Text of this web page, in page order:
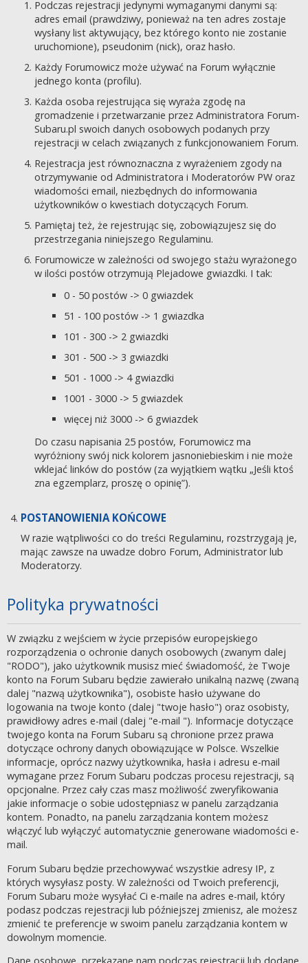
Podczas rejestracji jedynymi wymaganymi danymi są:
adres email (prawdziwy, ponieważ na ten adres zostaje
wysłany list aktywujący, bez którego konto nie zostanie
uruchomione), pseudonim (nick), oraz hasło.
Każdy Forumowicz może używać na Forum wyłącznie
jednego konta (profilu).
Każda osoba rejestrująca się wyraża zgodę na
gromadzenie i przetwarzanie przez Administratora Forum-
Subaru.pl swoich danych osobowych podanych przy
rejestracji w celach związanych z funkcjonowaniem Forum.
Rejestracja jest równoznaczna z wyrażeniem zgody na
otrzymywanie od Administratora i Moderatorów PW oraz
wiadomości email, niezbędnych do informowania
użytkowników o kwestiach dotyczących Forum.
Pamiętaj też, że rejestrując się, zobowiązujesz się do
przestrzegania niniejszego Regulaminu.
Forumowicze w zależności od swojego stażu wyrażonego
w ilości postów otrzymują Plejadowe gwiazdki. I tak:
0 - 50 postów -> 0 gwiazdek
51 - 100 postów -> 1 gwiazdka
101 - 300 -> 2 gwiazdki
301 - 500 -> 3 gwiazdki
501 - 1000 -> 4 gwiazdki
1001 - 3000 -> 5 gwiazdek
więcej niż 3000 -> 6 gwiazdek
Do czasu napisania 25 postów, Forumowicz ma
wyróżniony swój nick kolorem jasnoniebieskim i nie może
wklejać linków do postów (za wyjątkiem wątku „Jeśli ktoś
zna egzemplarz, proszę o opinię”).
POSTANOWIENIA KOŃCOWE
W razie wątpliwości co do treści Regulaminu, rozstrzygają je,
mając zawsze na uwadze dobro Forum, Administrator lub
Moderatorzy.
Polityka prywatności
W związku z wejściem w życie przepisów europejskiego
rozporządzenia o ochronie danych osobowych (zwanym dalej
"RODO"), jako użytkownik musisz mieć świadomość, że Twoje
konto na Forum Subaru będzie zawierało unikalną nazwę (zwaną
dalej "nazwą użytkownika"), osobiste hasło używane do
logowania na twoje konto (dalej "twoje hasło") oraz osobisty,
prawidłowy adres e-mail (dalej "e-mail "). Informacje dotyczące
twojego konta na Forum Subaru są chronione przez prawa
dotyczące ochrony danych obowiązujące w Polsce. Wszelkie
informacje, oprócz nazwy użytkownika, hasła i adresu e-mail
wymagane przez Forum Subaru podczas procesu rejestracji, są
opcjonalne. Przez cały czas masz możliwość zweryfikowania
jakie informacje o sobie udostępniasz w panelu zarządzania
kontem. Ponadto, na panelu zarządzania kontem możesz
włączyć lub wyłączyć automatycznie generowane wiadomości e-
mail.
Forum Subaru będzie przechowywać wszystkie adresy IP, z
których wysyłasz posty. W zależności od Twoich preferencji,
Forum Subaru może wysyłać Ci e-maile na adres e-mail, który
podasz podczas rejestracji lub późniejszej zmienisz, ale możesz
zmienić te preferencje w swoim panelu zarządzania kontem w
dowolnym momencie.